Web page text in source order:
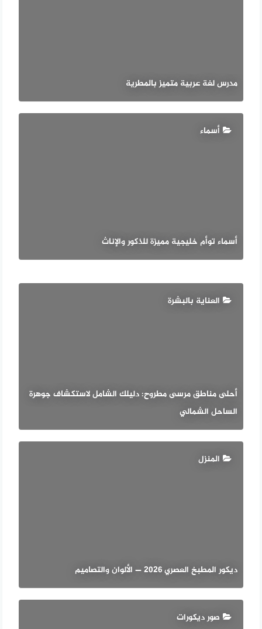
مدرس لغة عربية متميز بالمطرية
أسماء
أسماء توأم خليجية مميزة للذكور والإناث
العناية بالبشرة
أحلى مناطق مرسى مطروح: دليلك الشامل لاستكشاف جوهرة
الساحل الشمالي
المنزل
ديكور المطبخ العصري 2026 — الألوان والتصاميم
صور ديكورات